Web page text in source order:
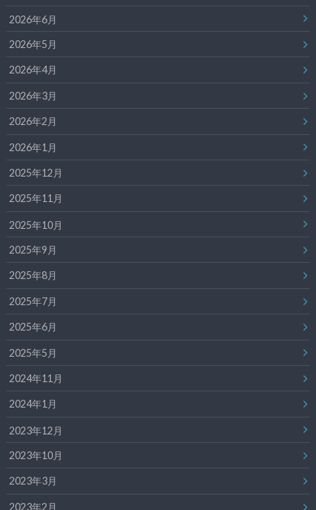
2026年6月
2026年5月
2026年4月
2026年3月
2026年2月
2026年1月
2025年12月
2025年11月
2025年10月
2025年9月
2025年8月
2025年7月
2025年6月
2025年5月
2024年11月
2024年1月
2023年12月
2023年10月
2023年3月
2023年2月